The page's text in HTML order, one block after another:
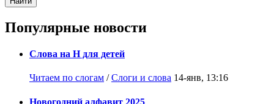
Популярные новости
Слова на Н для детей
Читаем по слогам /Слоги и слова 14-янв, 13:16
Новогодний алфавит 2025